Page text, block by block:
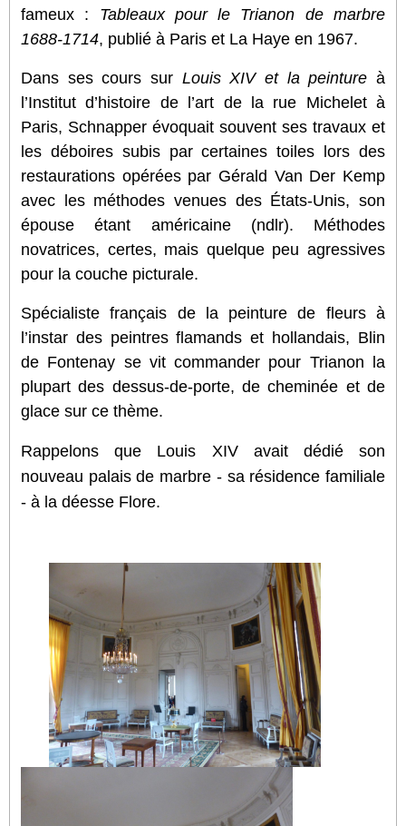
fameux : Tableaux pour le Trianon de marbre
1688-1714, publié à Paris et La Haye en 1967.
Dans ses cours sur Louis XIV et la peintureà
l’Institut d’histoire de l’art de la rue Michelet à
Paris, Schnapper évoquait souvent ses travaux et
les déboires subis par certaines toiles lors des
restaurations opérées par Gérald Van Der Kemp
avec les méthodes venues des États-Unis, son
épouse étant américaine (ndlr). Méthodes
novatrices, certes, mais quelque peu agressives
pour la couche picturale.
Spécialiste français de la peinture de fleurs à
l’instar des peintres flamands et hollandais, Blin
de Fontenay se vit commander pour Trianon la
plupart des dessus-de-porte, de cheminée et de
glace sur ce thème.
Rappelons que Louis XIV avait dédié son
nouveau palais de marbre - sa résidence familiale
- à la déesse Flore.